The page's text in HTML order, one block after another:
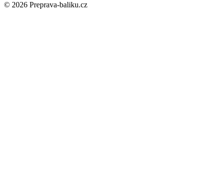
© 2026 Preprava-baliku.cz